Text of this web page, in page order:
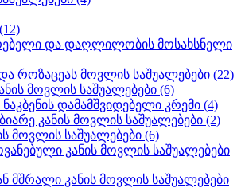
(12)
და დაღლილობის მოსახსნელი
როზაცეას მოვლის საშუალებები (22)
მოვლის საშუალებები (6)
დამამშვიდებელი კრემი (4)
კანის მოვლის საშუალებები (2)
მოვლის საშუალებები (6)
კანის მოვლის საშუალებები
მშრალი კანის მოვლის საშუალებები